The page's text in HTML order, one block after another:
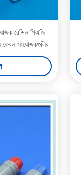
রেডিল পিএজি
কেবল সংযোজকগুলির